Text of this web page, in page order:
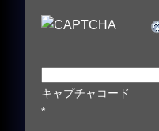
キャプチャコード
*